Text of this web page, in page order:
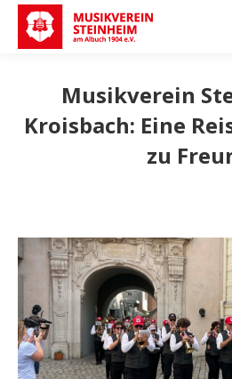
Musikverein
Kroisbach: Eine
zu